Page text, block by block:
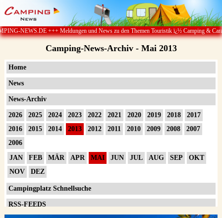
News zu den Themen Touristik ï¿½ Camping & Caravan ï¿½ Campingplï¿½tze ï¿½
Camping-News-Archiv - Mai 2013
Home
News
News-Archiv
2026 2025 2024 2023 2022 2021 2020 2019 2018
2017
2016
2015 2014 2013 2012 2011 2010 2009 2008
2007
2006
JAN
FEB MÄR APR MAI JUN JUL AUG SEP
OKT
NOV
DEZ
Campingplatz Schnellsuche
RSS-FEEDS